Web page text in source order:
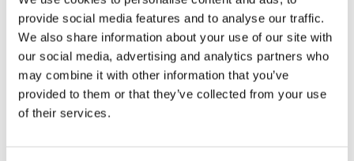
provide social media features and to analyse our traffic.
We also share information about your use of our site with
our social media, advertising and analytics partners who
may combine it with other information that you’ve
provided to them or that they’ve collected from your use
of their services.
fyllnadsmedel.
*Tiamin bidrar till normal hjärtfunktion.